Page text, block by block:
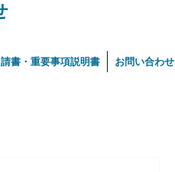
書・重要事項説明書 お問い合わせ